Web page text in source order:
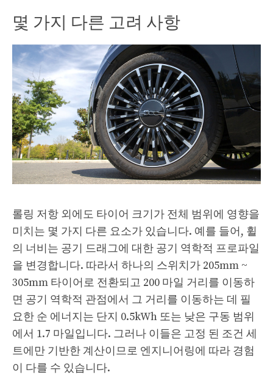
몇 가지 다른 고려 사항
롤링 저항 외에도 타이어 크기가 전체 범위에 영향을
미치는 몇 가지 다른 요소가 있습니다. 예를 들어, 휠
의 너비는 공기 드래그에 대한 공기 역학적 프로파일
을 변경합니다. 따라서 하나의 스위치가 205mm ~
305mm 타이어로 전환되고 200 마일 거리를 이동하
면 공기 역학적 관점에서 그 거리를 이동하는 데 필
요한 순 에너지는 단지 0.5kWh 또는 낮은 구동 범위
에서 1.7 마일입니다. 그러나 이들은 고정 된 조건 세
트에만 기반한 계산이므로 엔지니어링에 따라 경험
이 다를 수 있습니다.